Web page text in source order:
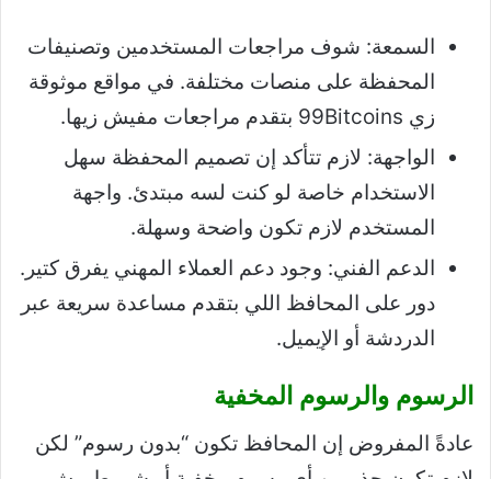
السمعة: شوف مراجعات المستخدمين وتصنيفات
المحفظة على منصات مختلفة. في مواقع موثوقة
زي 99Bitcoins بتقدم مراجعات مفيش زيها.
الواجهة: لازم تتأكد إن تصميم المحفظة سهل
الاستخدام خاصة لو كنت لسه مبتدئ. واجهة
المستخدم لازم تكون واضحة وسهلة.
الدعم الفني: وجود دعم العملاء المهني يفرق كتير.
دور على المحافظ اللي بتقدم مساعدة سريعة عبر
الدردشة أو الإيميل.
الرسوم والرسوم المخفية
عادةً المفروض إن المحافظ تكون “بدون رسوم” لكن